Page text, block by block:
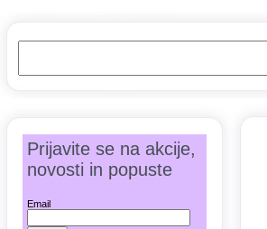
Prijavite se na akcije,
novosti in popuste
Email